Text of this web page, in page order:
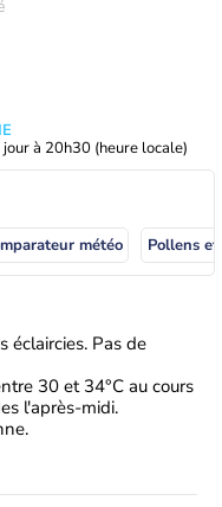
à 20h30 (heure locale)
météo Pollens
éclaircies. Pas de
30 et 34°C au cours
l'après-midi.